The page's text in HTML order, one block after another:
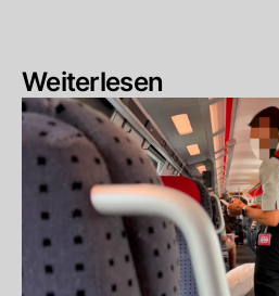
Weiterlesen